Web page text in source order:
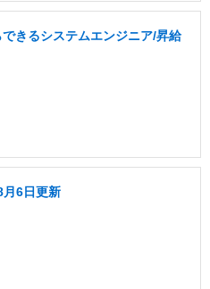
きるシステムエンジニア/昇給
月6日更新